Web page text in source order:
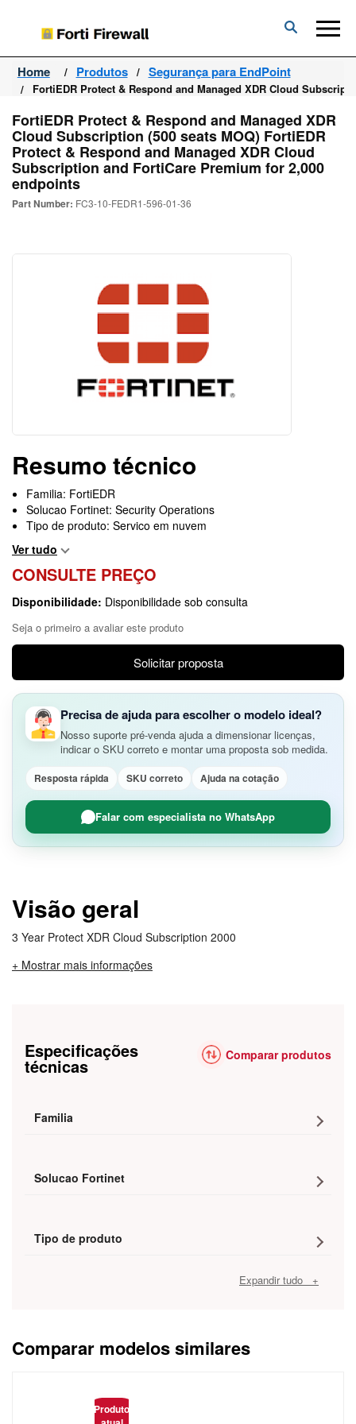
Forti
Firewall
Home Produtos Segurança para EndPoint
FortiEDR Protect & Respond and Managed XDR Cloud
FortiEDR Protect & Respond and Managed XDR
Cloud Subscription (500 seats MOQ) FortiEDR
Protect & Respond and Managed XDR Cloud
Subscription and FortiCare Premium for 2,000
endpoints
Part Number: FC3-10-FEDR1-596-01-36
Resumo técnico
Familia: FortiEDR
Solucao Fortinet: Security Operations
Tipo de produto: Servico em nuvem
Ver tudo
CONSULTE PREÇO
Disponibilidade: Disponibilidade sob consulta
Seja o primeiro a avaliar este produto
Solicitar proposta
Precisa de ajuda para escolher o modelo ideal?
Nosso suporte pré-venda ajuda a dimensionar licenças,
indicar o SKU correto e montar uma proposta sob medida.
Resposta rápida SKU correto Ajuda na cotação
Falar com especialista no WhatsApp
Visão geral
3 Year Protect XDR Cloud Subscription 2000
+ Mostrar mais informações
Especificações
técnicas Comparar produtos
Familia
Solucao Fortinet
Tipo de produto
Expandir tudo +
Comparar modelos similares
Produto